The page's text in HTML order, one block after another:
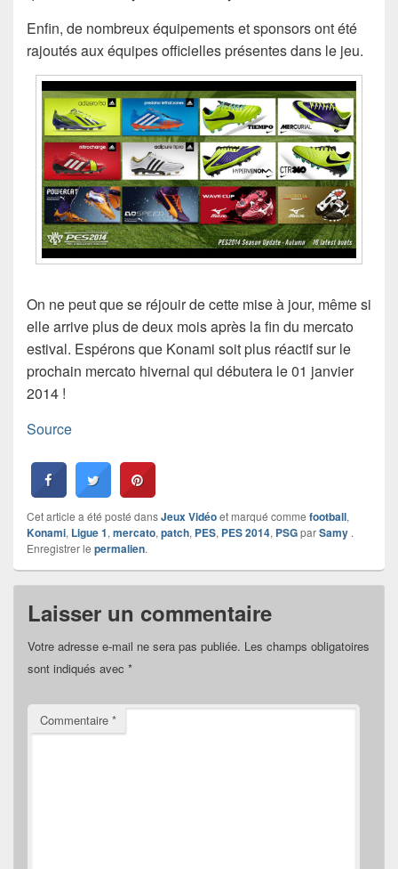
Enfin, de nombreux équipements et sponsors ont été
rajoutés aux équipes officielles présentes dans le jeu.
On ne peut que se réjouir de cette mise à jour, même si
elle arrive plus de deux mois après la fin du mercato
estival. Espérons que Konami soit plus réactif sur le
prochain mercato hivernal qui débutera le 01 janvier
2014 !
Source
Cet article a été posté dansJeux Vidéoet marqué comme football,
Konami, Ligue 1, mercato, patch, PES, PES 2014, PSGparSamy .
Enregistrer le permalien.
Laisser un commentaire
Votre adresse e-mail ne sera pas publiée. Les champs obligatoires
sont indiqués avec *
Commentaire *